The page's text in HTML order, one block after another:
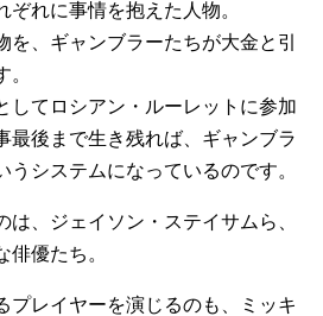
れに事情を抱えた人物。
を、ギャンブラーたちが大金と引
してロシアン・ルーレットに参加
最後まで生き残れば、ギャンブラ
うシステムになっているのです。
は、ジェイソン・ステイサムら、
優たち。
プレイヤーを演じるのも、ミッキ